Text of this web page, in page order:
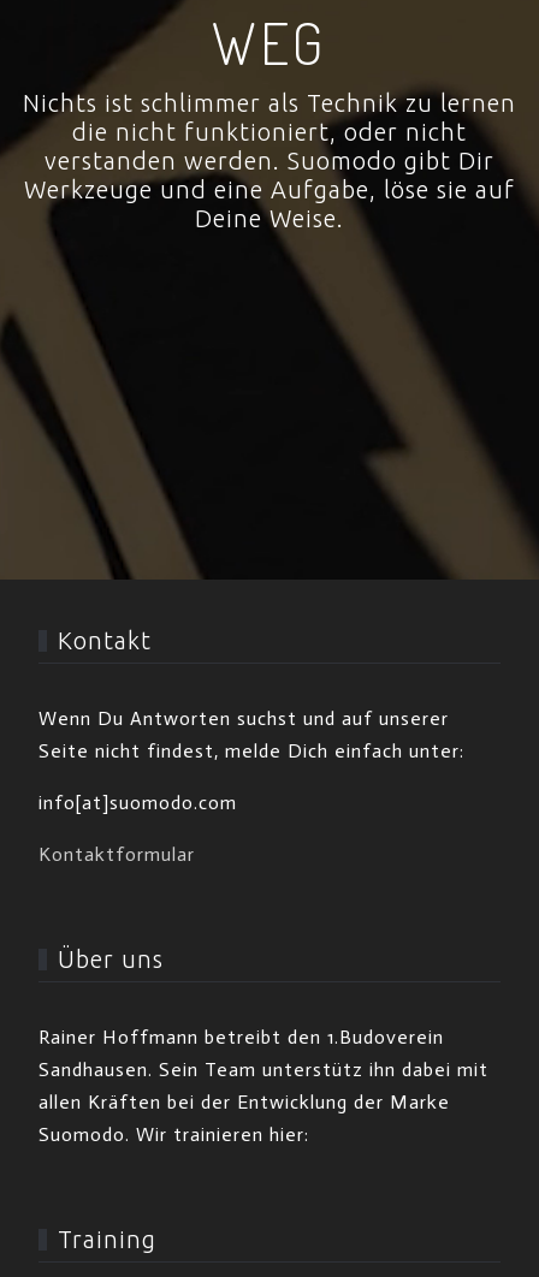
WEG
Nichts ist schlimmer als Technik zu lernen
die nicht funktioniert, oder nicht
verstanden werden. Suomodo gibt Dir
Werkzeuge und eine Aufgabe, löse sie auf
Deine Weise.
Kontakt
Wenn Du Antworten suchst und auf unserer
Seite nicht findest, melde Dich einfach unter:
info[at]suomodo.com
Kontaktformular
Über uns
Rainer Hoffmann betreibt den 1.Budoverein
Sandhausen. Sein Team unterstütz ihn dabei mit
allen Kräften bei der Entwicklung der Marke
Suomodo. Wir trainieren hier:
Training